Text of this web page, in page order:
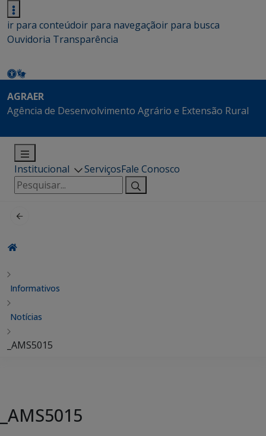
ir para conteúdoir para navegaçãoir para busca
Ouvidoria Transparência
AGRAER
Agência de Desenvolvimento Agrário e Extensão Rural
Institucional ServiçosFale Conosco
Pesquisar
por:
Informativos
Notícias
_AMS5015
_AMS5015